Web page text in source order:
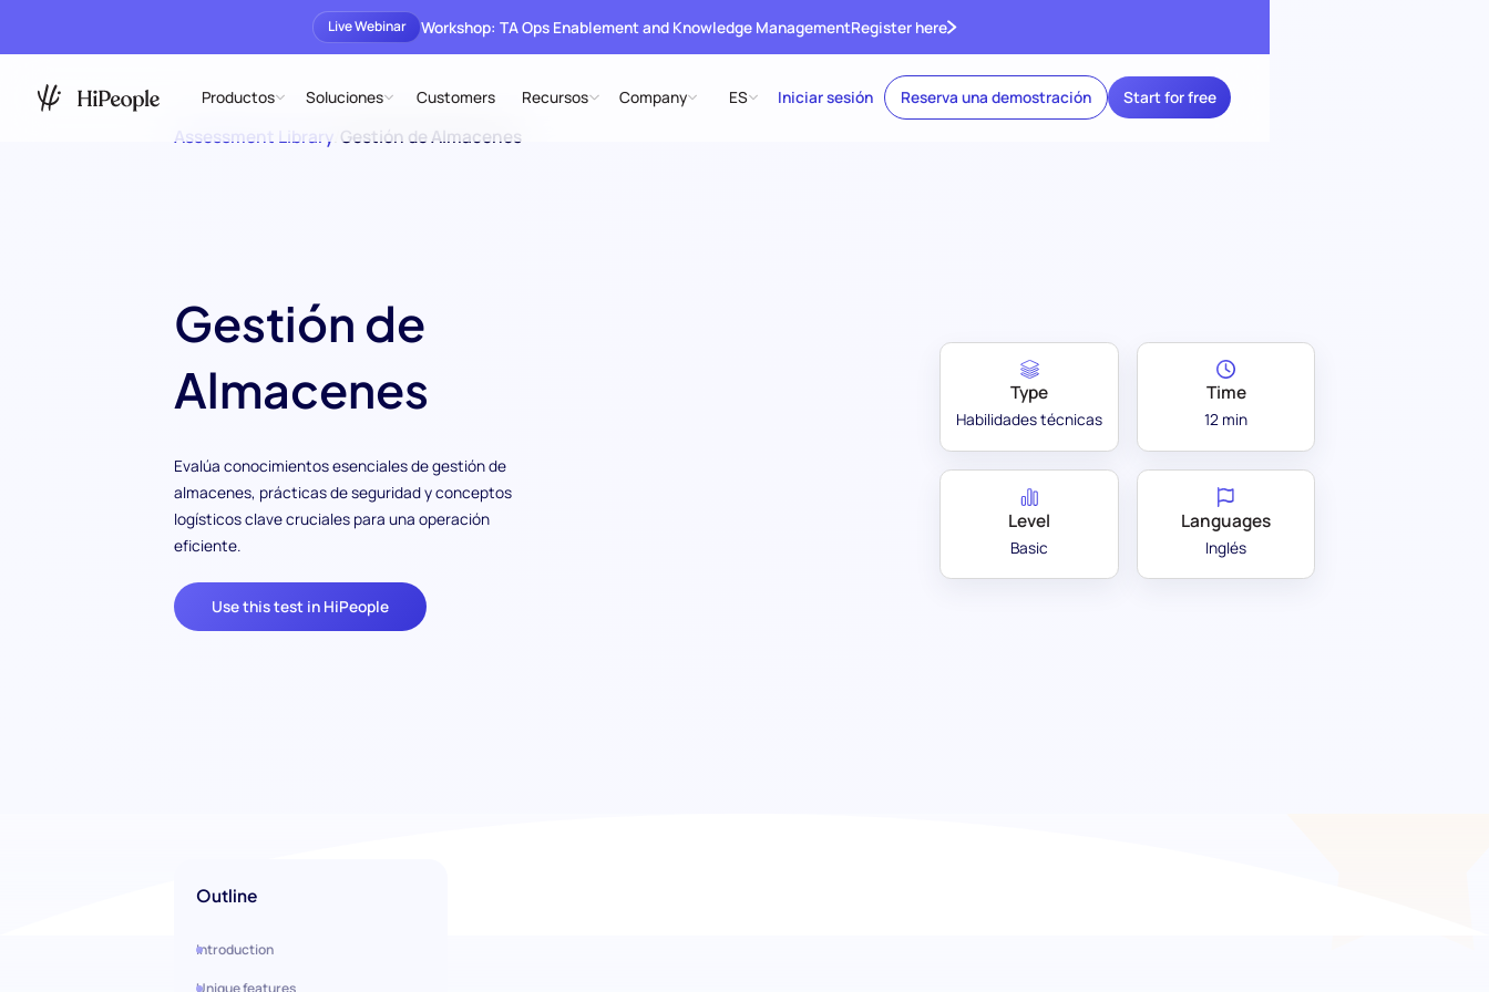
Live Webinar Workshop: TA Ops Enablement and Knowledge ManagementRegister here
Productos Soluciones Customers Recursos Company ES Iniciar sesión Reserva una demostración Start for free
Assessment Library Gestión de Almacenes
Gestión de
Almacenes
Evalúa conocimientos esenciales de gestión de
almacenes, prácticas de seguridad y conceptos
logísticos clave cruciales para una operación
eficiente.
Use this test in HiPeople
Type
Habilidades técnicas
Time
12 min
Level
Basic
Languages
Inglés
Outline
Introduction